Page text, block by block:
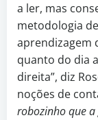
a ler, mas
metodologia
aprendizagem
quanto do dia
direita”, diz
noções de
robozinho que